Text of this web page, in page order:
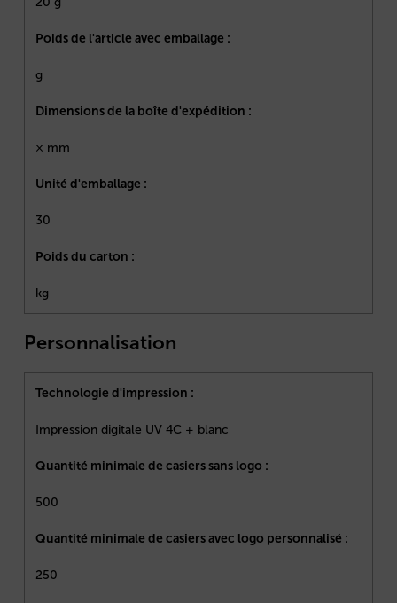
Poids de l'article avec emballage :
g
Dimensions de la boîte d'expédition :
× mm
Unité d'emballage :
30
Poids du carton :
kg
Personnalisation
Technologie d'impression :
Impression digitale UV 4C + blanc
Quantité minimale de casiers sans logo :
500
Quantité minimale de casiers avec logo personnalisé :
250